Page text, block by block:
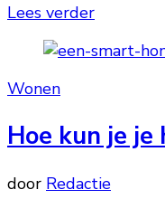
Lees verder
Wonen
Hoe kun je je
door Redactie